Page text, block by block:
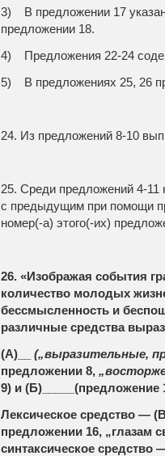
3) В предложении 17
предложении 18.
4) Предложения 22-24
5) В предложениях 25, 26
24. Из предложений 8-10
25. Среди предложений 4-11
с предыдущим при помощи
номер(-а) этого(-их)
26. «Изображая события
количество молодых
бессмысленность и
различные средства
(А)__ („выразительные,
предложении 8,
9) и (Б)_____(предложение
Лексическое средство —
предложении 16, „глазам
синтаксическое